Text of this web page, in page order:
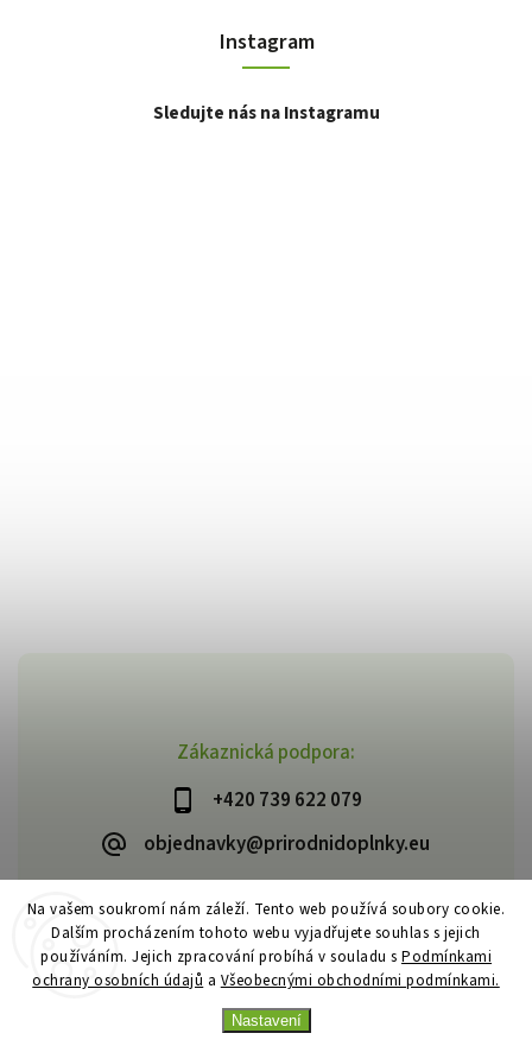
Na vašem soukromí nám záleží. Tento web používá soubory cookie.
Dalším procházením tohoto webu vyjadřujete souhlas s jejich
používáním. Jejich zpracování probíhá v souladu s Podmínkami
ochrany osobních údajů a Všeobecnými obchodními podmínkami.
Nastavení
Zákaznická podpora:
+420 739 622 079
objednavky@prirodnidoplnky.eu
Instagram
Sledujte nás na Instagramu
Copyright 2026VIA NATURAE. Všechna práva vyhrazena.
Upravit nastavení cookies
VytvořilShoptet| Design